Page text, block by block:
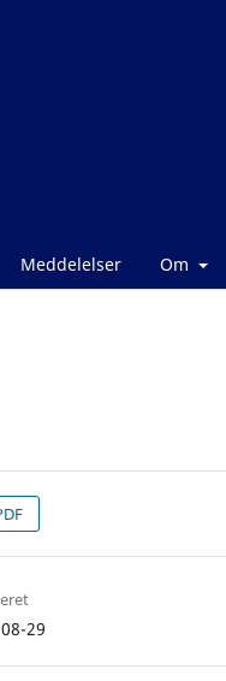
Meddelelser Om
29